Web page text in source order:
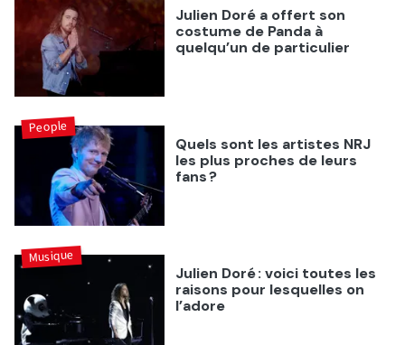
Julien Doré a offert son
costume de Panda à
quelqu’un de particulier
Quels sont les artistes NRJ
les plus proches de leurs
fans ?
People
Julien Doré : voici toutes les
raisons pour lesquelles on
l’adore
Musique